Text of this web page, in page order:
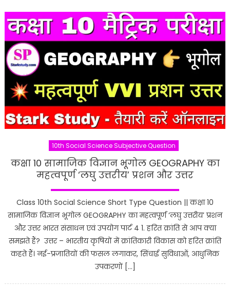
10th Social Science Subjective Question
कक्षा 10 सामाजिक विज्ञान भूगोल GEOGRAPHY का
महत्वपूर्ण ‘लघु उत्तरीय’ प्रशन और उत्तर
Class 10th Social Science Short Type Question || कक्षा 10
सामाजिक विज्ञान भूगोल GEOGRAPHY का महत्वपूर्ण ‘लघु उत्तरीय’ प्रशन
और उत्तर भारत संसाधन एवं उपयोग पार्ट 4 1. हरित क्रांति से आप क्या
समझते हैं? उत्तर – भारतीय कृषियों में क्रांतिकारी विकास को हरित क्रांति
कहते हैं। नई-प्रजातियों की फसल लगाकर, सिंचाई सुविधाओं, आधुनिक
उपकरणों […]